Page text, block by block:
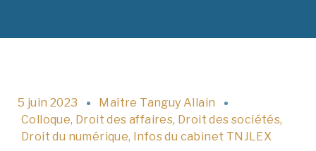
5 juin 2023
Maître Tanguy Allain
Colloque, Droit des affaires, Droit des sociétés,
Droit du numérique, Infos du cabinet TNJLEX